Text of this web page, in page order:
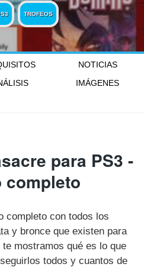
TROFEOS
NOTICIAS
IMÁGENES
para PS3 -
completo
completo con todos los
y bronce que existen para
mostramos qué es lo que
todos y cuantos de